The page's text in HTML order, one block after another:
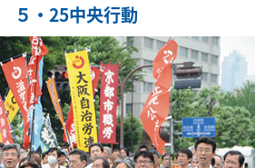
５・25中央行動